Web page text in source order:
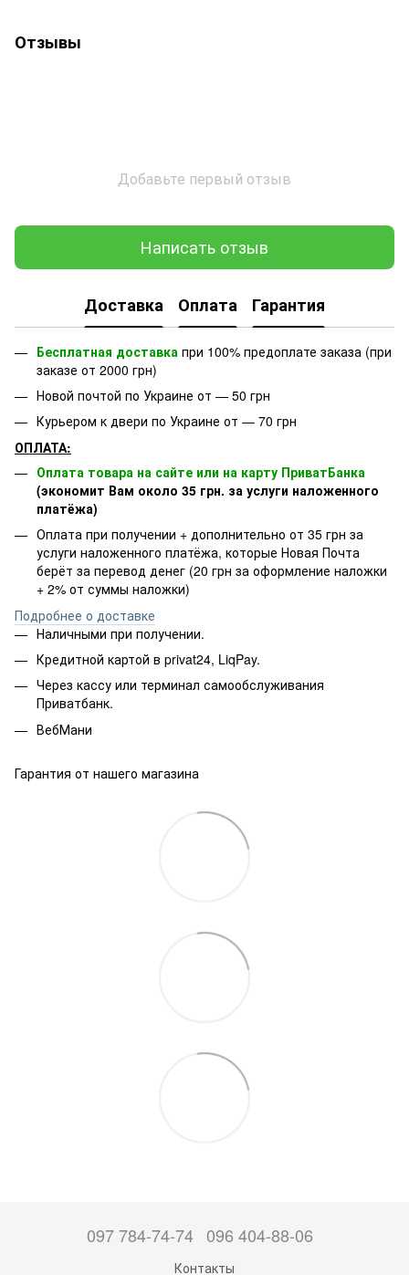
Отзывы
Добавьте первый отзыв
Написать отзыв
Доставка Оплата Гарантия
Бесплатная доставка при 100% предоплате заказа (при
заказе от 2000 грн)
Новой почтой по Украине от — 50 грн
Курьером к двери по Украине от — 70 грн
ОПЛАТА:
Оплата товара на сайте или на карту ПриватБанка
(экономит Вам около 35 грн. за услуги наложенного
платёжа)
Оплата при получении + дополнительно от 35 грн за
услуги наложенного платёжа, которые Новая Почта
берёт за перевод денег (20 грн за оформление наложки
+ 2% от суммы наложки)
Подробнее о доставке
Наличными при получении.
Кредитной картой в privat24, LiqPay.
Через кассу или терминал самообслуживания
Приватбанк.
ВебМани
Гарантия от нашего магазина
097 784-74-74 096 404-88-06
Контакты